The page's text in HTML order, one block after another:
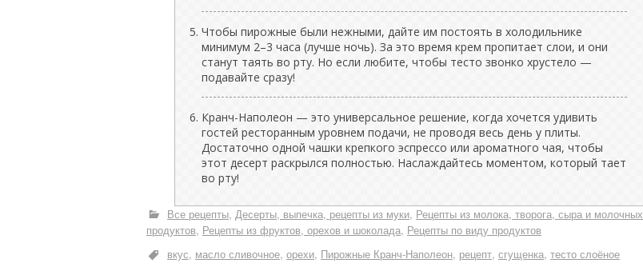
Чтобы пирожные были нежными, дайте им постоять в холодильнике
минимум 2–3 часа (лучше ночь). За это время крем пропитает слои, и они
станут таять во рту. Но если любите, чтобы тесто звонко хрустело —
подавайте сразу!
Кранч-Наполеон — это универсальное решение, когда хочется удивить
гостей ресторанным уровнем подачи, не проводя весь день у плиты.
Достаточно одной чашки крепкого эспрессо или ароматного чая, чтобы
этот десерт раскрылся полностью. Наслаждайтесь моментом, который тает
во рту!
Все рецепты Десерты, выпечка, рецепты из муки Рецепты из молока, творога, сыра и молочных
продуктов Рецепты из фруктов, орехов и шоколада Рецепты по виду продуктов
вкус масло сливочное орехи Пирожные Кранч-Наполеон рецепт сгущенка тесто слоёное